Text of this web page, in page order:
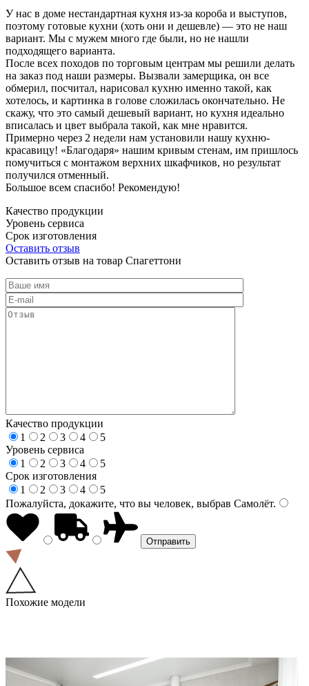
У нас в доме нестандартная кухня из-за короба и выступов,
поэтому готовые кухни (хоть они и дешевле) — это не наш
вариант. Мы с мужем много где были, но не нашли
подходящего варианта.
После всех походов по торговым центрам мы решили делать
на заказ под наши размеры. Вызвали замерщика, он все
обмерил, посчитал, нарисовал кухню именно такой, как
хотелось, и картинка в голове сложилась окончательно. Не
скажу, что это самый дешевый вариант, но кухня идеально
вписалась и цвет выбрала такой, как мне нравится.
Примерно через 2 недели нам установили нашу кухню-
красавицу! «Благодаря» нашим кривым стенам, им пришлось
помучиться с монтажом верхних шкафчиков, но результат
получился отменный.
Большое всем спасибо! Рекомендую!
Качество продукции
Уровень сервиса
Срок изготовления
Оставить отзыв
Оставить отзыв на товар Спагеттони
Качество продукции
1
2 3 4
5
Уровень сервиса
1
2 3 4
5
Срок изготовления
1
2 3 4
5
Пожалуйста, докажите, что вы человек, выбрав Самолёт.
Похожие модели